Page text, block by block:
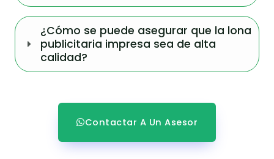
¿Cómo se puede asegurar que la lona
publicitaria impresa sea de alta
calidad?
Contactar A Un Asesor